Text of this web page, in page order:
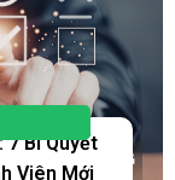
7 Bí Quyết
Viên Mới